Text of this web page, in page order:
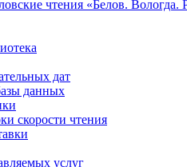
чтения «Белов. Вологда.
дат
данных
скорости чтения
услуг